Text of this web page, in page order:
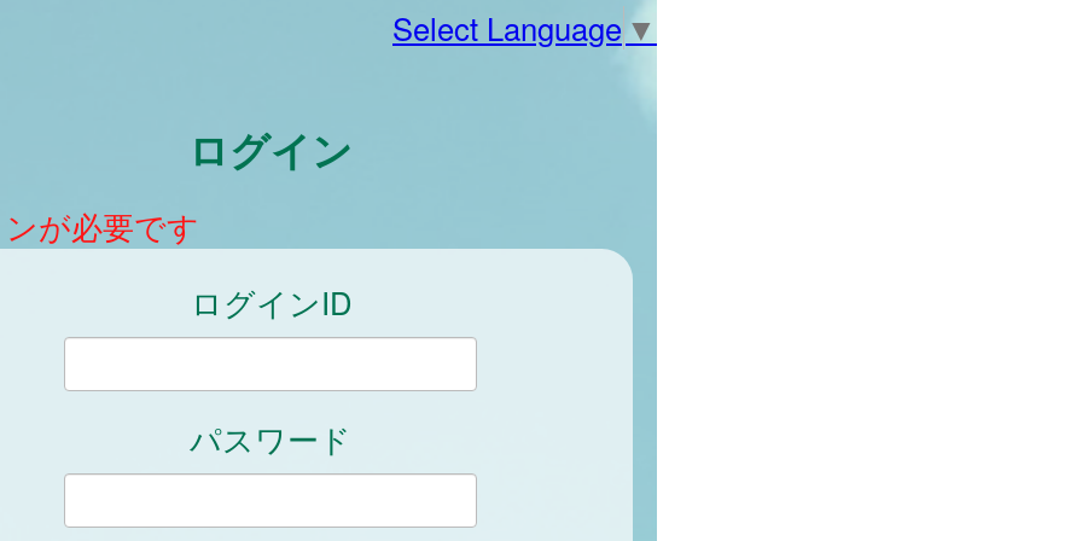
Select Language ▼
ログイン
が必要です
ログインID
パスワード